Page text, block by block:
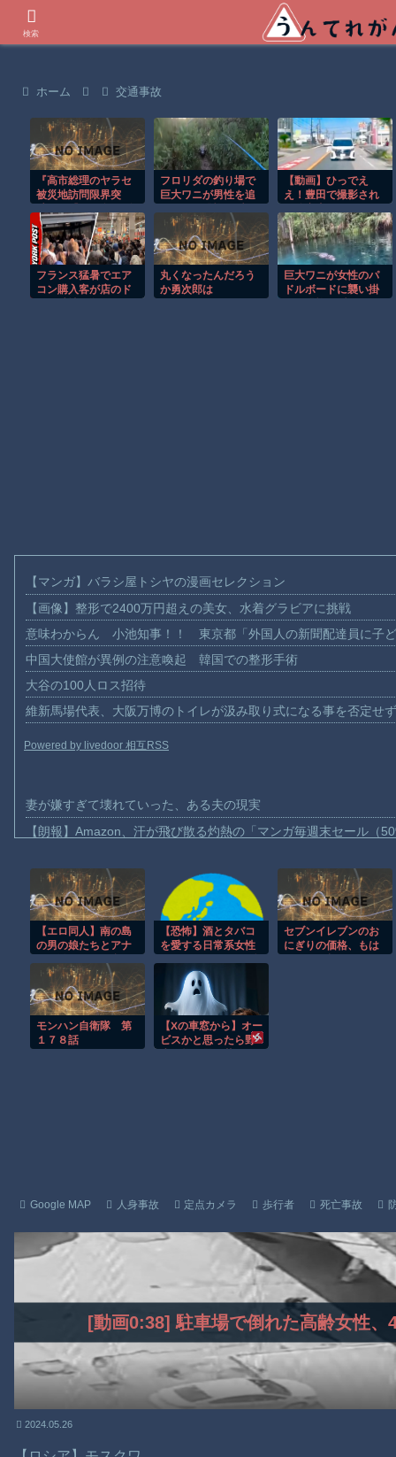
ホーム 交通事故
『高市総理のヤラセ
被災地訪問限界突
イスキ！ もちづきさ
ん､アニメ化決定！』
ほか 8/5 ネタ
フロリダの釣り場で
巨大ワニが男性を追
間！！
【動画】ひっでえ
え！豊田で撮影され
コが(((ﾟДﾟ)))
フランス猛暑でエア
コン購入客が店のド
丸くなったんだろう
か勇次郎は
巨大ワニが女性のパ
ドルボードに襲い掛
【マンガ】バラシ屋トシヤの漫画セレクション
【画像】整形で2400万円超えの美女、水着グラビアに挑戦
意味わからん 小池知事！！ 東京都「外国人の新聞配達員に子
中国大使館が異例の注意喚起 韓国での整形手術
大谷の100人ロス招待
維新馬場代表、大阪万博のトイレが汲み取り式になる事を否定せ
Powered by livedoor 相互RSS
妻が嫌すぎて壊れていった、ある夫の現実
【朗報】Amazon、汗が飛び散る灼熱の「マンガ毎週末セール（
子供向け漫画、謎の闇の大会に参加しがち問題
【動画】ロシアの空挺兵、パラシュートが開かずに墜落してしま
【動画】両方馬鹿（笑）ミニストップでトラックと衝突したドラ
【動画】野菜売りのおじさんにドローンを特攻させるおそロシア
【朗報】大人気漫画「GANTZ」がAmazonでなんと全巻100円ｗ
まだ墓石があるだけマシと見るべきか。今はもう合葬墓ばかり
【エロ同人】南の島
の男の娘たちとアナ
オトナの遊び場ｗ
【恐怖】酒とタバコ
を愛する日常系女性
が終わる・・・
セブンイレブンのお
にぎりの価格、もは
モンハン自衛隊 第
１７８話
【Xの車窓から】オー
ビスかと思ったら野
Google MAP 人身事故 定点カメラ 歩行者 死亡事故
[動画0:38] 駐車場で倒れた高齢女性、
2024.05.26
検索